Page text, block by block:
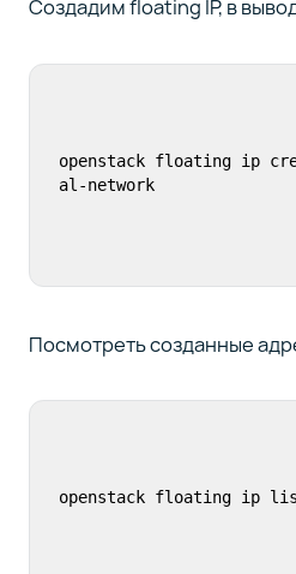
Создадим floating IP, в
openstack floating ip
al-network
Посмотреть созданные
openstack floating ip